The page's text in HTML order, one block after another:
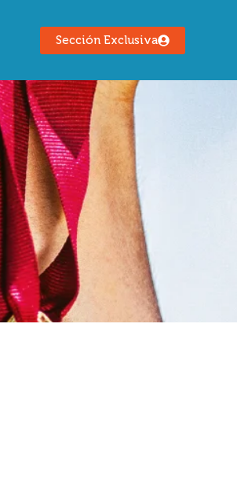
Sección Exclusiva